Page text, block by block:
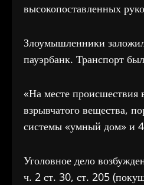
высокопоставленных
Злоумышленники
пауэрбанк. Транспорт
«На месте
взрывчатого вещества,
системы «умный дом» и
Уголовное дело
ч. 2 ст. 30, ст. 205